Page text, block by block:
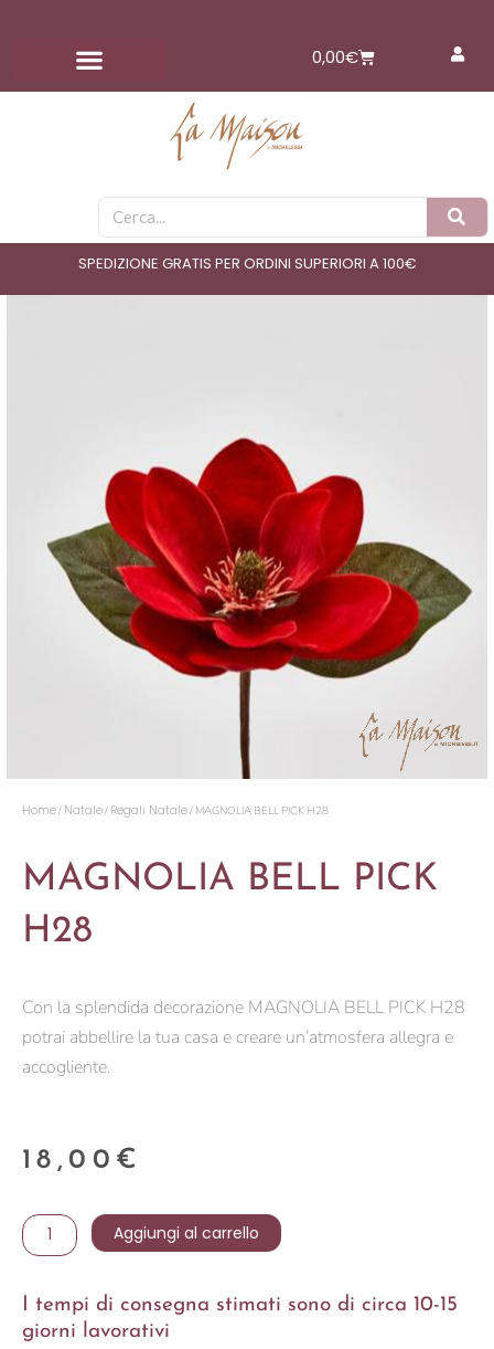
contenuto
0,00€Carrello
Cerca
SPEDIZIONE GRATIS PER ORDINI SUPERIORI A 100€
Home/ Natale/ Regali Natale/ MAGNOLIA BELL PICK H28
MAGNOLIA BELL PICK
H28
Con la splendida decorazione MAGNOLIA BELL PICK H28
potrai abbellire la tua casa e creare un’atmosfera allegra e
accogliente.
18,00 €
MAGNOLIA
BELL
H28
quantità
Aggiungi al carrello
I tempi di consegna stimati sono di circa 10-15
giorni lavorativi